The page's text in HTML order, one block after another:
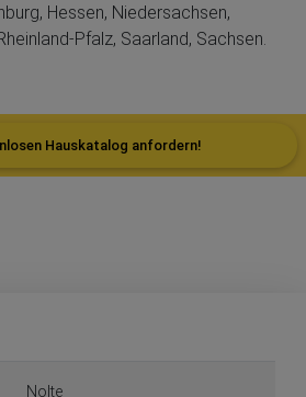
Hessen, Niedersachsen,
Pfalz, Saarland, Sachsen.
Hauskatalog anfordern!
Nolte